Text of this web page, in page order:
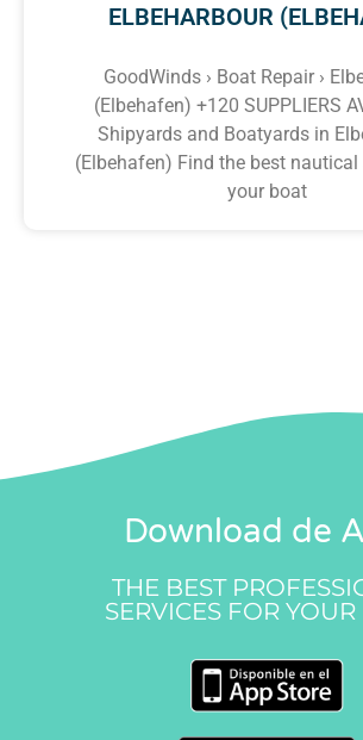
ELBEHARBOUR
GoodWinds › Boat Repair ›
(Elbehafen) +120 SUPPLIERS
Shipyards and Boatyards in
(Elbehafen) Find the best
your boat
Download de
THE BEST
SERVICES FOR